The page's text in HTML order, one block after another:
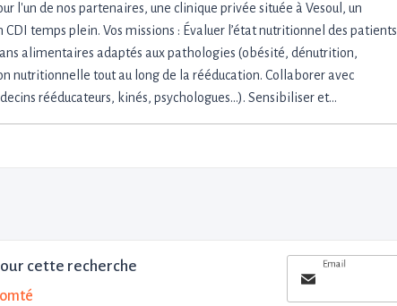
l'un de nos partenaires, une clinique privée située à Vesoul, un
temps plein. Vos missions : Évaluer l’état nutritionnel des patients
alimentaires adaptés aux pathologies (obésité, dénutrition,
nutritionnelle tout au long de la rééducation. Collaborer avec
rééducateurs, kinés, psychologues…). Sensibiliser et…
cette recherche Email